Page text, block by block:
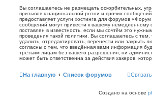
Вы соглашаетесь не размещать оскорбительных,
призывов к национальной розни и прочих
предоставляет услуги хостинга для форумов
сообщений могут привести к вашему
поставлен в известность, если мы сочтём это
проведения такой политики. Вы соглашаетесь с
удалить, отредактировать, перенести или закрыть
согласны с тем, что введённая вами информация
третьим лицам без вашего разрешения, ни
может быть ответственна за действия хакеров,
На главную Список форумов
Создано на основе